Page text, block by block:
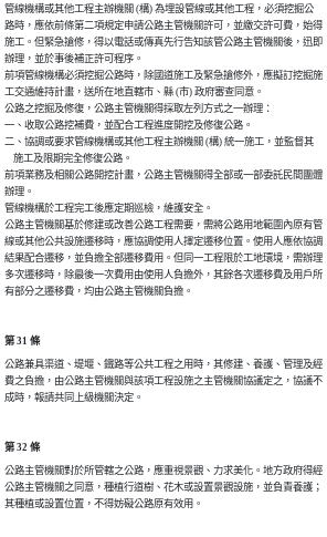
管線機構或其他工程主辦機關 (構) 為埋設管線或其他工程，必須挖掘公
路時，應依前條第二項規定申請公路主管機關許可，並繳交許可費，始得
施工。但緊急搶修，得以電話或傳真先行告知該管公路主管機關後，迅即
辦理，並於事後補正許可程序。
前項管線機構必須挖掘公路時，除國道施工及緊急搶修外，應擬訂挖掘施
工交通維持計畫，送所在地直轄市、縣 (市) 政府審查同意。
公路之挖掘及修復，公路主管機關得採取左列方式之一辦理：
一、收取公路挖補費，並配合工程進度開挖及修復公路。
二、協調或要求管線機構或其他工程主辦機關 (構) 統一施工，並監督其
    施工及限期完全修復公路。
前項業務及相關公路開挖計畫，公路主管機關得全部或一部委託民間團體
辦理。
管線機構於工程完工後應定期巡檢，維護安全。
公路主管機關基於修建或改善公路工程需要，需將公路用地範圍內原有管
線或其他公共設施遷移時，應協調使用人擇定遷移位置。使用人應依協調
結果配合遷移，並負擔全部遷移費用。但同一工程限於工地環境，需辦理
多次遷移時，除最後一次費用由使用人負擔外，其餘各次遷移費及用戶所
有部分之遷移費，均由公路主管機關負擔。
第 31 條
公路兼具渠道、堤堰、鐵路等公共工程之用時，其修建、養護、管理及經
費之負擔，由公路主管機關與該項工程設施之主管機關協議定之，協議不
成時，報請共同上級機關決定。
第 32 條
公路主管機關對於所管轄之公路，應重視景觀、力求美化。地方政府得經
公路主管機關之同意，種植行道樹、花木或設置景觀設施，並負責養護；
其種植或設置位置，不得妨礙公路原有效用。